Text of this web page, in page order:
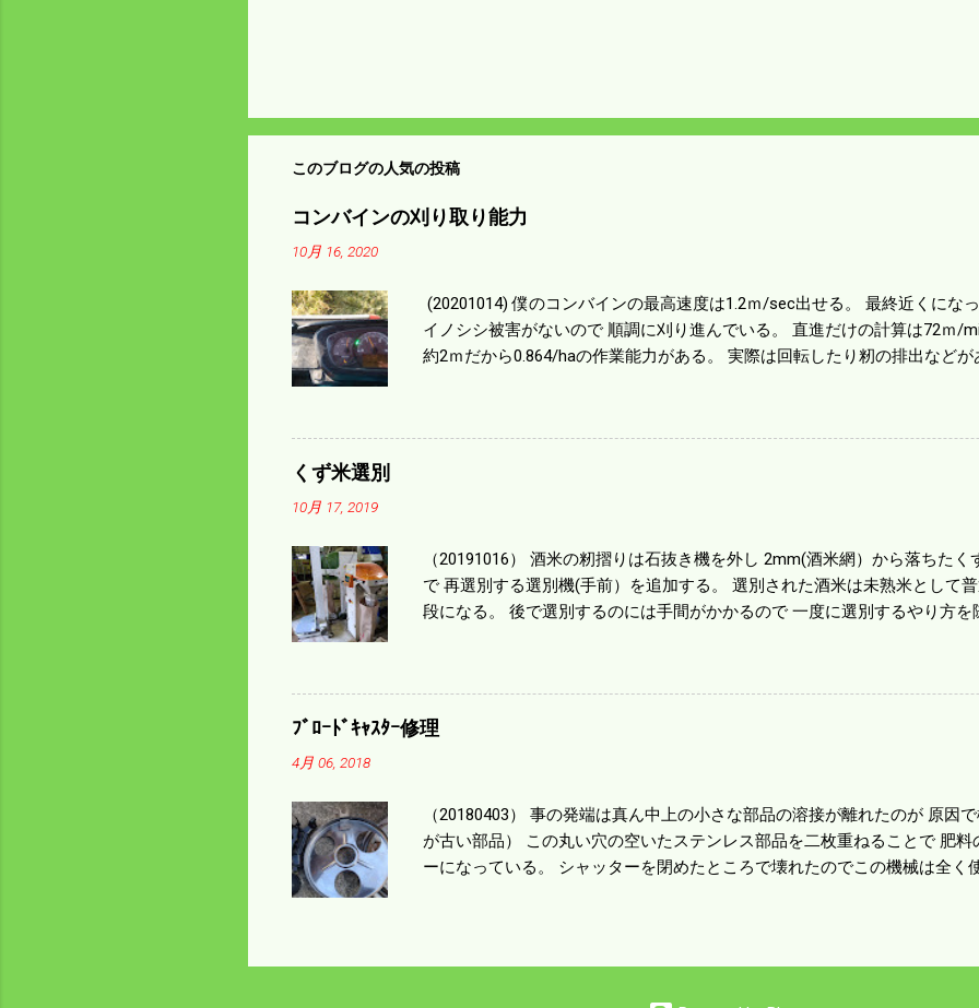
このブログの人気の投稿
コンバインの刈り取り能力
10月 16, 2020
(20201014) 僕のコンバインの最高速度は1.2ｍ/sec出せる。 最終近くにな
イノシシ被害がないので 順調に刈り進んでいる。 直進だけの計算は72ｍ/
約2ｍだから0.864/haの作業能力がある。 実際は回転したり籾の排出など
足している。 というより買った時はまだ耕作面積が少なく手が出せ 無か
くず米選別
10月 17, 2019
（20191016） 酒米の籾摺りは石抜き機を外し 2mm(酒米網）から落ちたく
で 再選別する選別機(手前）を追加する。 選別された酒米は未熟米として
段になる。 後で選別するのには手間がかかるので 一度に選別するやり方
う。 実感としては90が正しいと思うが こんな年はくず米が多い。 食協と
っていた。 今年は7月の日照不足と8月の酷暑、あげくウンカの被害と ト
いるという。 僕はウンカの被害は免れたがイノシシの被害が目立つ。 僕
ﾌﾞﾛｰﾄﾞｷｬｽﾀｰ修理
4月 06, 2018
（20180403） 事の発端は真ん中上の小さな部品の溶接が離れたのが 原因
が古い部品） この丸い穴の空いたステンレス部品を二枚重ねることで 肥
ーになっている。 シャッターを閉めたところで壊れたのでこの機械は全く
い。 4か月遊んで暮らしたつけが来たようだ。 これからは農閑期でも体を